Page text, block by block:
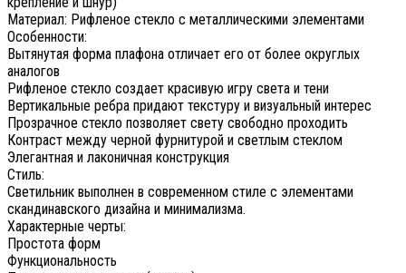
Материал: Рифленое стекло с металлическими элементами
Особенности:
Вытянутая форма плафона отличает его от более округлых
аналогов
Рифленое стекло создает красивую игру света и тени
Вертикальные ребра придают текстуру и визуальный интерес
Прозрачное стекло позволяет свету свободно проходить
Контраст между черной фурнитурой и светлым стеклом
Элегантная и лаконичная конструкция
Стиль:
Светильник выполнен в современном стиле с элементами
скандинавского дизайна и минимализма.
Характерные черты:
Простота форм
Функциональность